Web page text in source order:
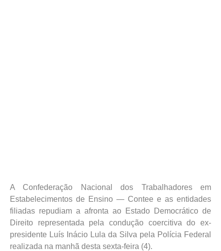
A Confederação Nacional dos Trabalhadores em
Estabelecimentos de Ensino — Contee e as entidades
filiadas repudiam a afronta ao Estado Democrático de
Direito representada pela condução coercitiva do ex-
presidente Luís Inácio Lula da Silva pela Polícia Federal
realizada na manhã desta sexta-feira (4).